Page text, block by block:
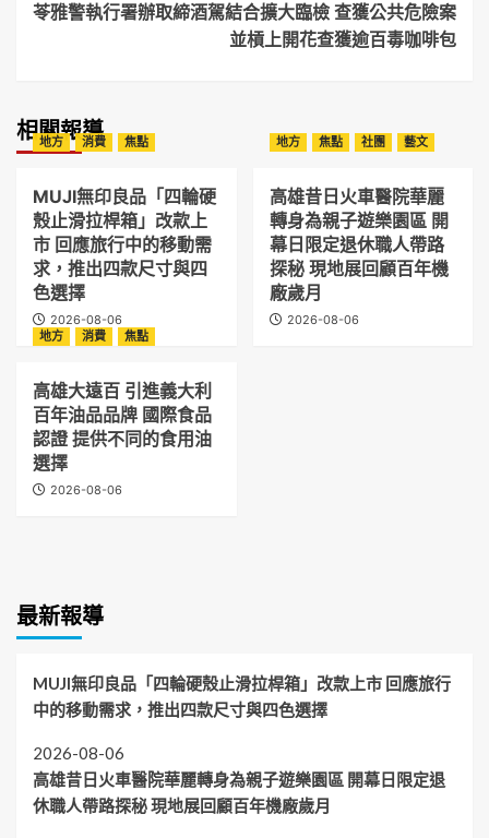
苓雅警執行署辦取締酒駕結合擴大臨檢 查獲公共危險案
並槓上開花查獲逾百毒咖啡包
相關報導
地方 消費 焦點
MUJI無印良品「四輪硬
殼止滑拉桿箱」改款上
市 回應旅行中的移動需
求，推出四款尺寸與四
色選擇
2026-08-06
地方 焦點 社團 藝文
高雄昔日火車醫院華麗
轉身為親子遊樂園區 開
幕日限定退休職人帶路
探秘 現地展回顧百年機
廠歲月
2026-08-06
地方
消費 焦點
高雄大遠百 引進義大利
百年油品品牌 國際食品
認證 提供不同的食用油
選擇
2026-08-06
最新報導
MUJI無印良品「四輪硬殼止滑拉桿箱」改款上市 回應旅行
中的移動需求，推出四款尺寸與四色選擇
2026-08-06
高雄昔日火車醫院華麗轉身為親子遊樂園區 開幕日限定退
休職人帶路探秘 現地展回顧百年機廠歲月